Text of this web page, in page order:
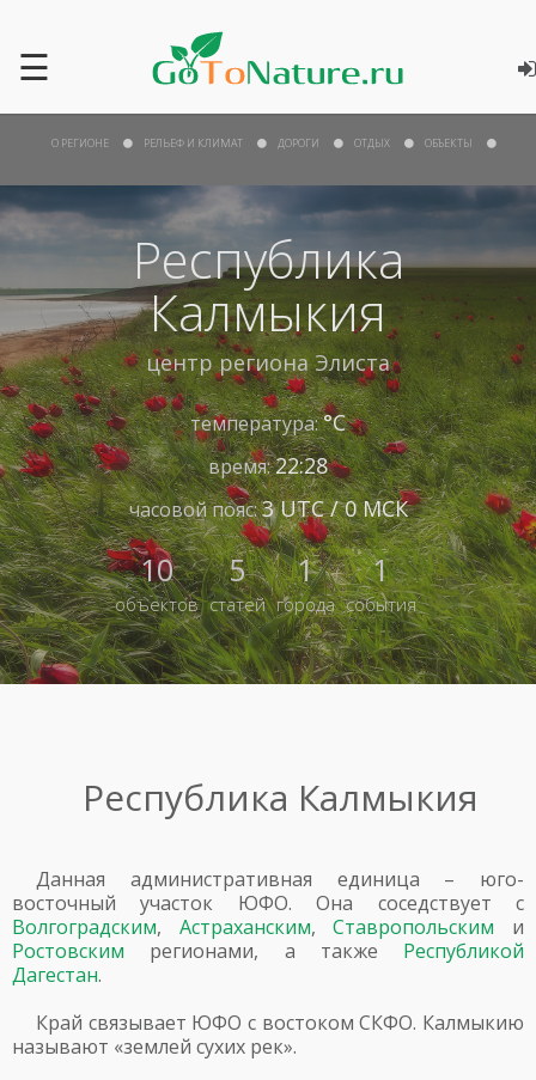
☰
Республика
Калмыкия
центр регионаЭлиста
температура:°С
время:22:28
часовой пояс:3 UTC / 0 МСК
10
объектов
5
статей
1
города
1
события
О РЕГИОНЕ РЕЛЬЕФ И КЛИМАТ ДОРОГИ ОТДЫХ ОБЪЕКТЫ
Республика Калмыкия
Данная административная единица – юго-
восточный участок ЮФО. Она соседствует с
Волгоградским, Астраханским,Ставропольским и
Ростовским регионами, а также Республикой
Дагестан.
Край связывает ЮФО с востоком СКФО. Калмыкию
называют «землей сухих рек».